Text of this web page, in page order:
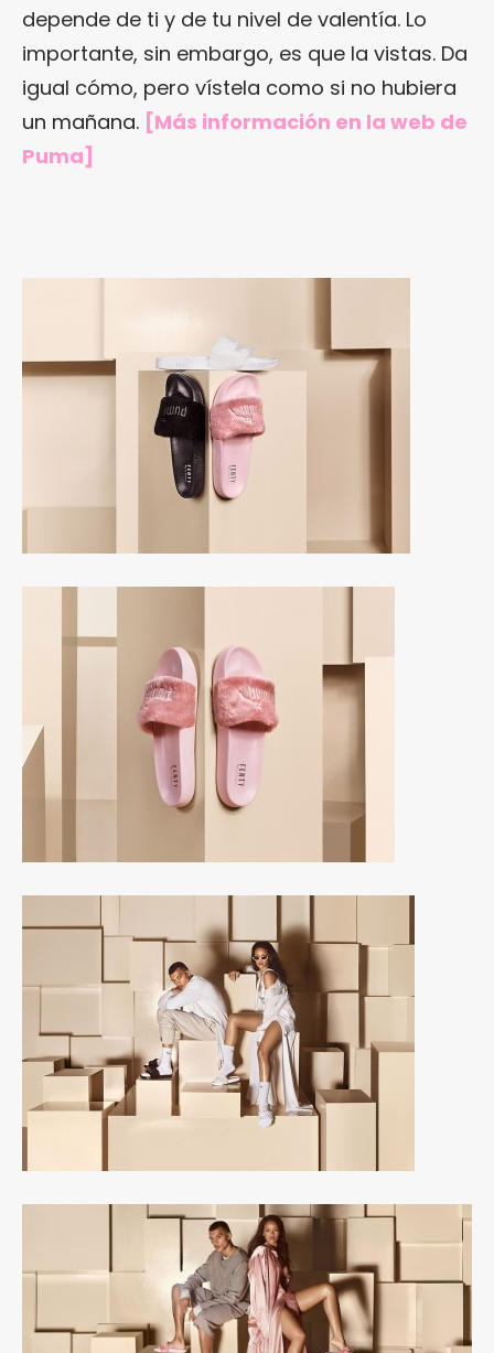
depende de ti y de tu nivel de valentía. Lo
importante, sin embargo, es que la vistas. Da
igual cómo, pero vístela como si no hubiera
un mañana. [Más información en la web de
Puma]